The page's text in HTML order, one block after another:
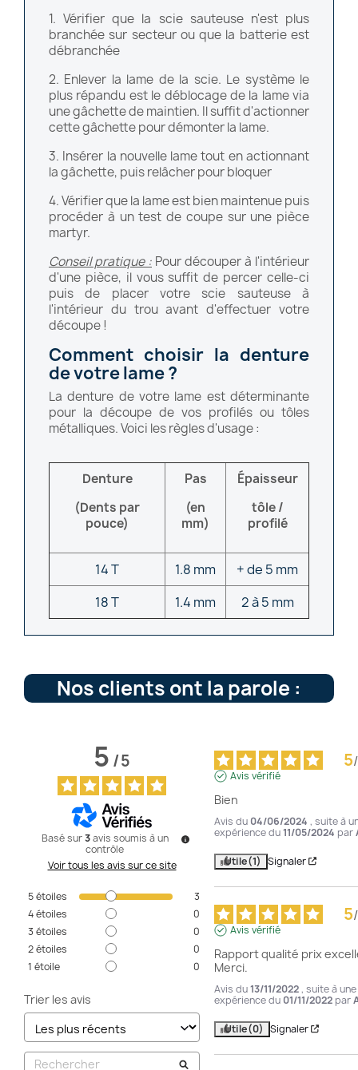
1. Vérifier que la scie sauteuse n'est plus
branchée sur secteur ou que la batterie est
débranchée
2. Enlever la lame de la scie. Le système le
plus répandu est le déblocage de la lame via
une gâchette de maintien. Il suffit d'actionner
cette gâchette pour démonter la lame.
3. Insérer la nouvelle lame tout en actionnant
la gâchette, puis relâcher pour bloquer
4. Vérifier que la lame est bien maintenue puis
procéder à un test de coupe sur une pièce
martyr.
Conseil pratique : Pour découper à l'intérieur
d'une pièce, il vous suffit de percer celle-ci
puis de placer votre scie sauteuse à
l'intérieur du trou avant d'effectuer votre
découpe !
Comment choisir la denture
de votre lame ?
La denture de votre lame est déterminante
pour la découpe de vos profilés ou tôles
métalliques. Voici les règles d'usage :
Denture
(Dents par
pouce)
Pas
(en
mm)
Épaisseur
tôle /
profilé
14 T 1.8 mm
+ de 5 mm
18 T
1.4 mm 2 à 5 mm
Nos clients ont la parole :
5/5
Basé sur3 avis soumis à un
contrôle
Voir tous les avis sur ce site
5étoiles
3
4étoiles
0
3 étoiles
0
2étoiles
0
1 étoile 0
Trier les avis
5/
Avis vérifié
Bien
Avis du 04/06/2024 , suite à
expérience du11/05/2024 par
Utile(1) Signaler
5/
Avis vérifié
Rapport qualité prix
Merci.
Avis du13/11/2022, suite à une
expérience du 01/11/2022 par
Utile(0) Signaler